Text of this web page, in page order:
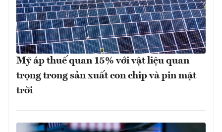
Mỹ áp thuế quan 15% với vật liệu quan
trọng trong sản xuất con chip và pin mặt
trời